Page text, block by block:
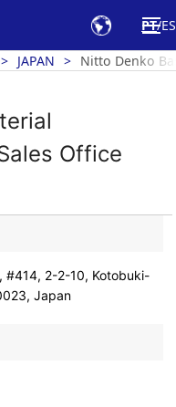
PT ES
JAPAN Nitto Denko
Office
#414, 2-2-10, Kotobuki-
Japan